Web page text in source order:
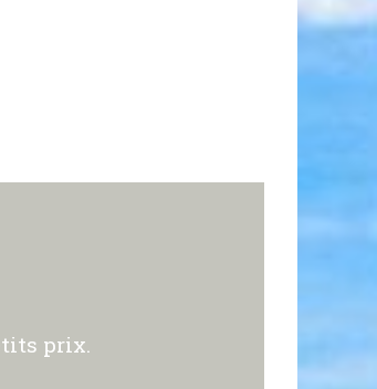
prix.